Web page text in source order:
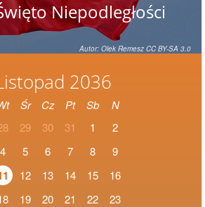
2036
Śr Cz Pt Sb
N
29 30 31 1
2
4 5 6 7 8
9
12 13 14 15
16
19 20 21 22
23
Niepodległości
Autor: Olek Remesz CC BY-SA 3.0